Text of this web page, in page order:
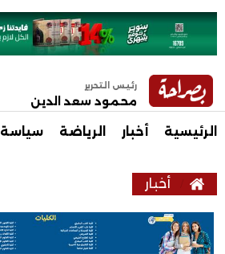
رئيس التحرير
محمود سعد الدين
الرئيسية أخبار الرياضة سياسة
أخبار